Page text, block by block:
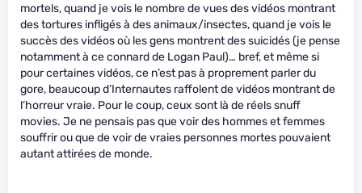
mortels, quand je vois le nombre de vues des vidéos montrant
des tortures infligés à des animaux/insectes, quand je vois le
succès des vidéos où les gens montrent des suicidés (je pense
notamment à ce connard de Logan Paul)… bref, et même si
pour certaines vidéos, ce n’est pas à proprement parler du
gore, beaucoup d’Internautes raffolent de vidéos montrant de
l’horreur vraie. Pour le coup, ceux sont là de réels snuff
movies. Je ne pensais pas que voir des hommes et femmes
souffrir ou que de voir de vraies personnes mortes pouvaient
autant attirées de monde.